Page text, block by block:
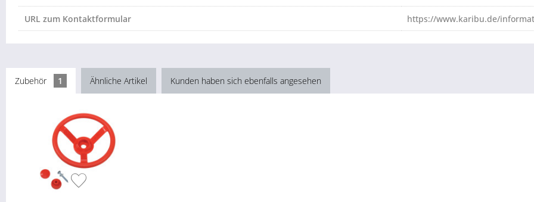
URL zum Kontaktformular https://www.karibu.de/
Zubehör 1 Ähnliche Artikel Kunden haben sich ebenfalls angesehen